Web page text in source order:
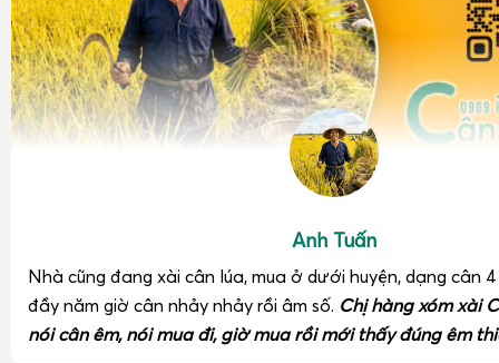
Anh Tuấn
Nhà cũng đang xài cân lúa, mua ở dưới huyện, dạng cân
đầy năm giờ cân nhảy nhảy rồi âm số. Chị hàng xóm xài
nói cân êm, nói mua đi, giờ mua rồi mới thấy đúng êm